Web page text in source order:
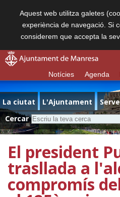
Aquest web utilitza galetes
experiència de navegació. Si
considerem que accepta la
Notícies Agenda
La ciutat L'Ajuntament
Cercar
El president
trasllada a
compromís